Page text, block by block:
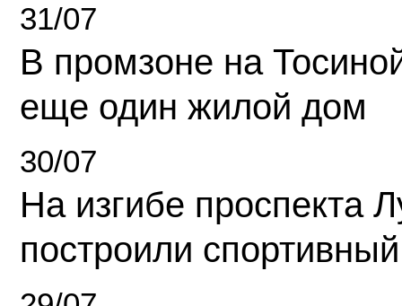
31/07
В промзоне на
еще один жилой дом
30/07
На изгибе проспекта
построили